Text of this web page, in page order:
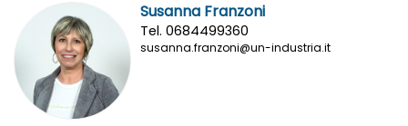
Susanna Franzoni
Tel. 0684499360
susanna.franzoni@un-industria.it